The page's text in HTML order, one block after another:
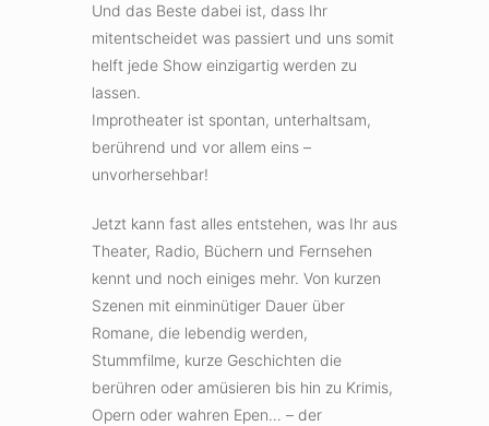
Und das Beste dabei ist, dass Ihr
mitentscheidet was passiert und uns somit
helft jede Show einzigartig werden zu
lassen.
Improtheater ist spontan, unterhaltsam,
berührend und vor allem eins –
unvorhersehbar!
Jetzt kann fast alles entstehen, was Ihr aus
Theater, Radio, Büchern und Fernsehen
kennt und noch einiges mehr. Von kurzen
Szenen mit einminütiger Dauer über
Romane, die lebendig werden,
Stummfilme, kurze Geschichten die
berühren oder amüsieren bis hin zu Krimis,
Opern oder wahren Epen… – der